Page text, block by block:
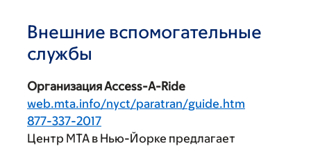
Внешние вспомогательные
службы
Организация Access-A-Ride
web.mta.info/nyct/paratran/guide.htm
877-337-2017
Центр MTA в Нью-Йорке предлагает